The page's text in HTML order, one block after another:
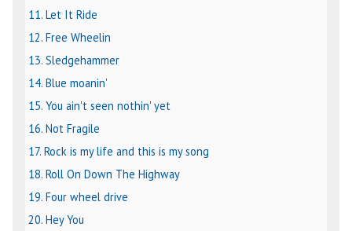
11. Let It Ride
12. Free Wheelin
13. Sledgehammer
14. Blue moanin'
15. You ain't seen nothin' yet
16. Not Fragile
17. Rock is my life and this is my song
18. Roll On Down The Highway
19. Four wheel drive
20. Hey You